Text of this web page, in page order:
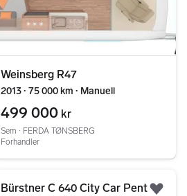
Weinsberg R47
2013 ∙ 75 000 km ∙ Manuell
499 000 kr
Sem ∙ FERDA TØNSBERG
Forhandler
Bürstner C 640 City Car Pent